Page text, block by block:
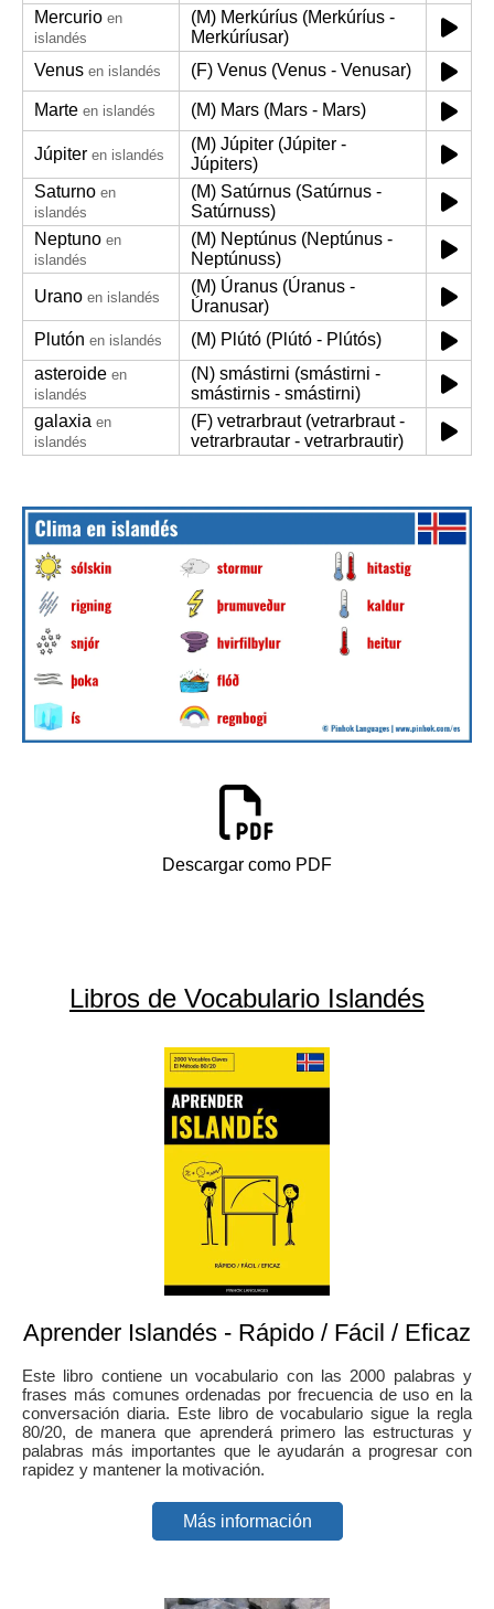
Mercurio en
islandés
(M) Merkúríus (Merkúríus -
Merkúríusar)
Venus en islandés (F) Venus (Venus - Venusar)
Marte en islandés (M) Mars (Mars - Mars)
Júpiter en islandés
(M) Júpiter (Júpiter -
Júpiters)
Saturno en
islandés
(M) Satúrnus (Satúrnus -
Satúrnuss)
Neptuno en
islandés
(M) Neptúnus (Neptúnus -
Neptúnuss)
Urano en islandés
(M) Úranus (Úranus -
Úranusar)
Plutón en islandés
(M) Plútó (Plútó - Plútós)
asteroide en
islandés
(N) smástirni (smástirni -
smástirnis - smástirni)
galaxia en
islandés
(F) vetrarbraut (vetrarbraut -
vetrarbrautar - vetrarbrautir)
Descargar como PDF
Libros de Vocabulario Islandés
Aprender Islandés - Rápido / Fácil / Eficaz
Este libro contiene un vocabulario con las 2000 palabras y
frases más comunes ordenadas por frecuencia de uso en la
conversación diaria. Este libro de vocabulario sigue la regla
80/20, de manera que aprenderá primero las estructuras y
palabras más importantes que le ayudarán a progresar con
rapidez y mantener la motivación.
Más información